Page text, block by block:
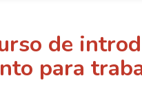
de
para